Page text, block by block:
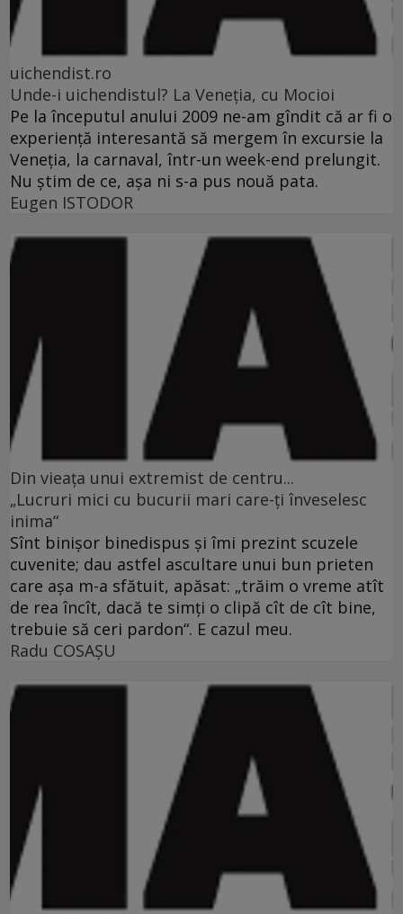
uichendist.ro
Unde-i uichendistul? La Veneţia, cu Mocioi
Pe la începutul anului 2009 ne-am gîndit că ar fi o
experienţă interesantă să mergem în excursie la
Veneţia, la carnaval, într-un week-end prelungit.
Nu ştim de ce, aşa ni s-a pus nouă pata.
Eugen ISTODOR
Din vieaţa unui extremist de centru...
„Lucruri mici cu bucurii mari care-ţi înveselesc
inima“
Sînt binişor binedispus şi îmi prezint scuzele
cuvenite; dau astfel ascultare unui bun prieten
care aşa m-a sfătuit, apăsat: „trăim o vreme atît
de rea încît, dacă te simţi o clipă cît de cît bine,
trebuie să ceri pardon“. E cazul meu.
Radu COSAŞU